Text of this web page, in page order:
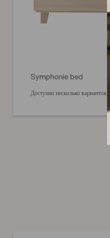
Symphonie bed
Доступно несколько вариантов